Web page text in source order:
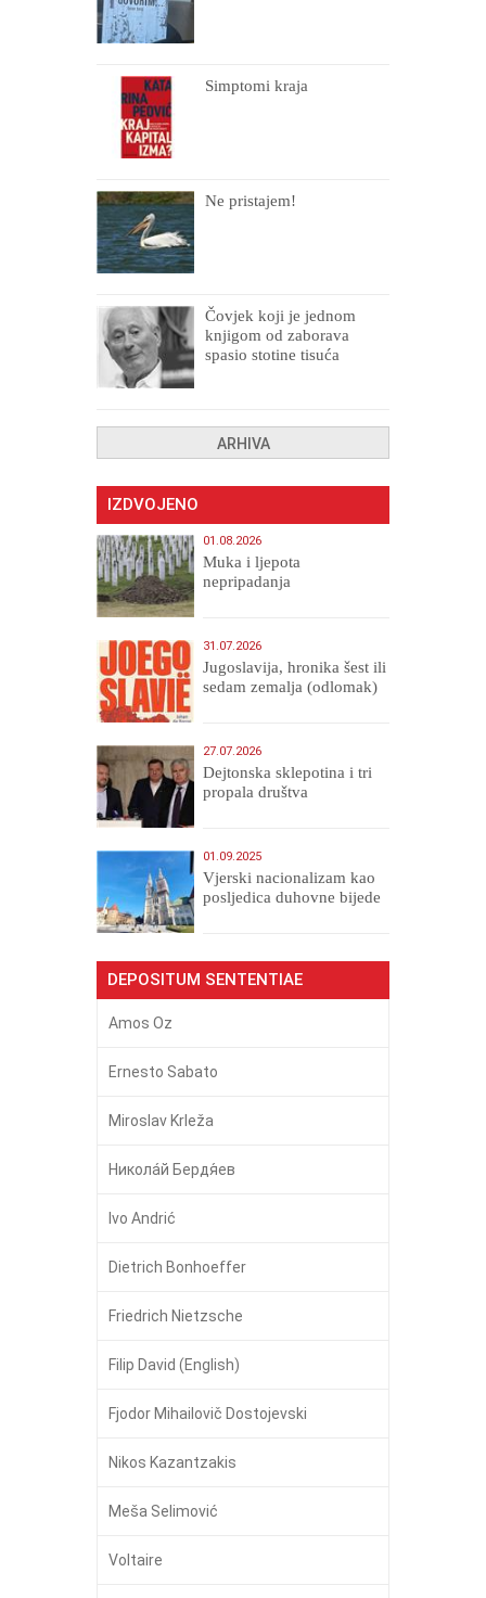
Simptomi kraja
Ne pristajem!
Čovjek koji je jednom
knjigom od zaborava
spasio stotine tisuća
ARHIVA
IZDVOJENO
01.08.2026
Muka i ljepota
nepripadanja
31.07.2026
Jugoslavija, hronika šest ili
sedam zemalja (odlomak)
27.07.2026
Dejtonska sklepotina i tri
propala društva
01.09.2025
​Vjerski nacionalizam kao
posljedica duhovne bijede
DEPOSITUM SENTENTIAE
Amos Oz
Ernesto Sabato
Miroslav Krleža
Никола́й Бердя́ев
Ivo Andrić
Dietrich Bonhoeffer
Friedrich Nietzsche
Filip David (English)
Fjodor Mihailovič Dostojevski
Nikos Kazantzakis
Meša Selimović
Voltaire